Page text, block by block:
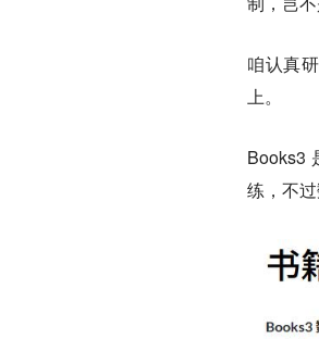
咱认真
上。
Books3
练，不